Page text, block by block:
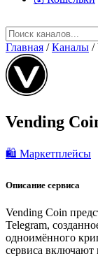
Главная / Каналы /
Vending
🛍️ Маркетплейсы
Описание сервиса
Vending Coin
Telegram,
одноимённого
сервиса